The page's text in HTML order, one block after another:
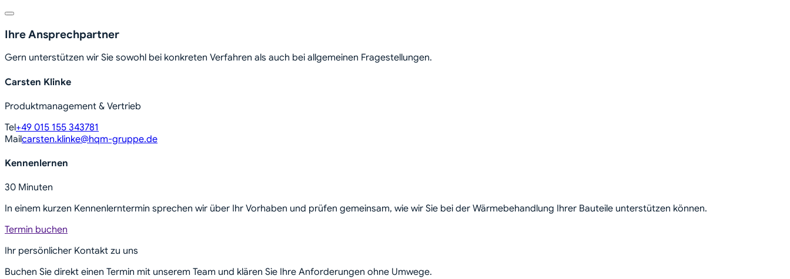
Ihre Ansprechpartner
Gern unterstützen wir Sie sowohl bei konkreten Verfahren als auch bei allgemeinen Fragestellungen.
Carsten Klinke
Produktmanagement & Vertrieb
Tel+49 015 155 343781
Mailcarsten.klinke@hqm-gruppe.de
Kennenlernen
30 Minuten
In einem kurzen Kennenlerntermin sprechen wir über Ihr Vorhaben und prüfen gemeinsam, wie wir Sie bei der Wärmebehandlung Ihrer Bauteile unterstützen können.
Termin buchen
Ihr persönlicher Kontakt zu uns
Buchen Sie direkt einen Termin mit unserem Team und klären Sie Ihre Anforderungen ohne Umwege.